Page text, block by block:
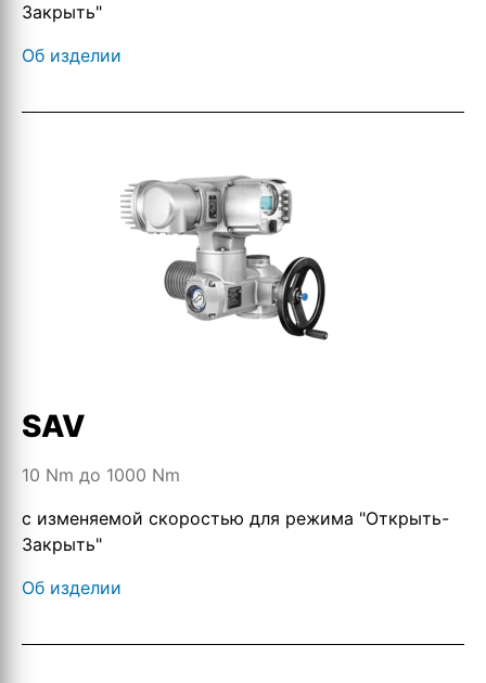
Закрыть"
Об изделии
SAV
10 Nm до 1000 Nm
с изменяемой скоростью для режима "Открыть-
Закрыть"
Об изделии